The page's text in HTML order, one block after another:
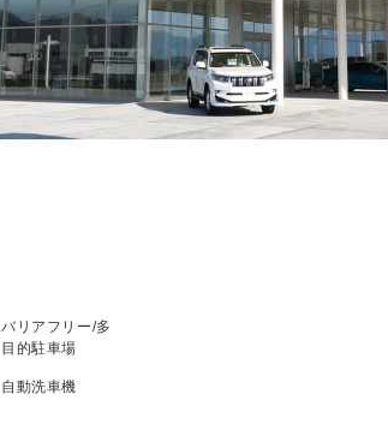
バリアフリー/多
目的駐車場
自動洗車機